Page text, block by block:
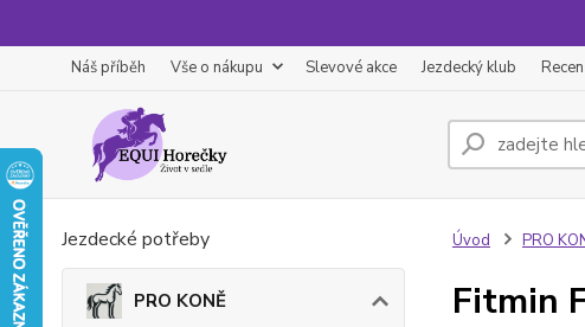
Náš příběh Vše o nákupu Slevové akce Jezdecký klub
Jezdecké potřeby
PRO KONĚ
Úvod PRO
Fitmin